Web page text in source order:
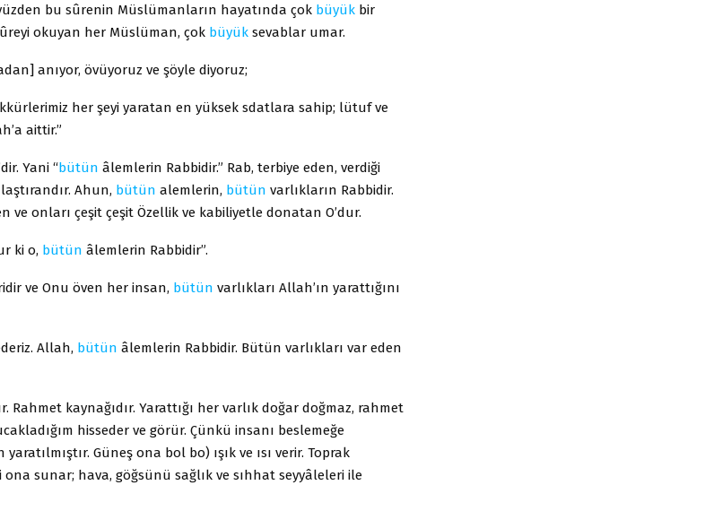
bu sûrenin Müslümanların hayatında çok büyük bir
okuyan her Müslüman, çok büyük sevablar umar.
anıyor, övüyoruz ve şöyle diyoruz;
her şeyi yaratan en yüksek sdatlara sahip; lütuf ve
aittir.”
Yani “bütün âlemlerin Rabbidir.” Rab, terbiye eden, verdiği
Ahun, bütün alemlerin, bütün varlıkların Rabbidir.
ve onları çeşit çeşit Özellik ve kabiliyetle donatan O’dur.
ki o, bütün âlemlerin Rabbidir”.
ve Onu öven her insan, bütün varlıkları Allah’ın yarattığını
Allah, bütün âlemlerin Rabbidir. Bütün varlıkları var eden
Rahmet kaynağıdır. Yarattığı her varlık doğar doğmaz, rahmet
hisseder ve görür. Çünkü insanı beslemeğe
Güneş ona bol bo) ışık ve ısı verir. Toprak
ona sunar; hava, göğsünü sağlık ve sıhhat seyyâleleri ile